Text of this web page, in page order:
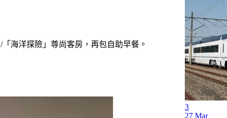
/「海洋探險」尊尚客房，再包自助早餐。
3
27 Mar